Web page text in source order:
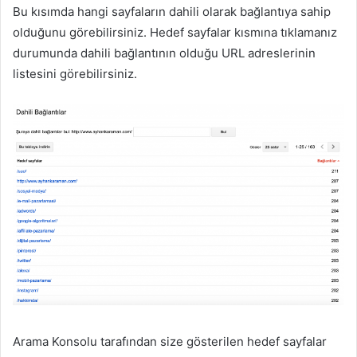
Bu kısımda hangi sayfaların dahili olarak bağlantıya sahip
olduğunu görebilirsiniz. Hedef sayfalar kısmına tıklamanız
durumunda dahili bağlantının olduğu URL adreslerinin
listesini görebilirsiniz.
Arama Konsolu tarafından size gösterilen hedef sayfalar